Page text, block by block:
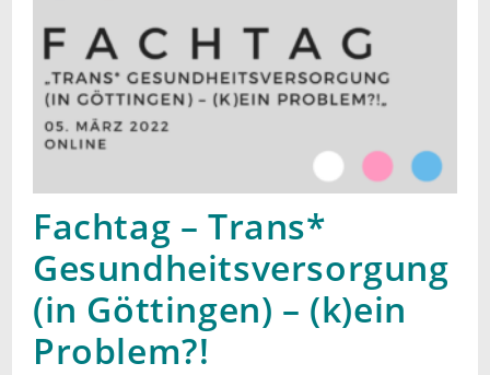
Fachtag – Trans*
Gesundheitsversorgung
(in Göttingen) – (k)ein
Problem?!